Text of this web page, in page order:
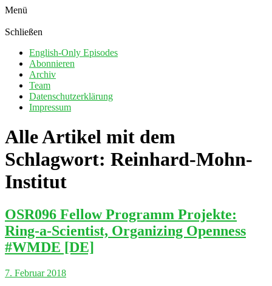
Menü
Schließen
English-Only Episodes
Abonnieren
Archiv
Team
Datenschutzerklärung
Impressum
Alle Artikel mit dem
Schlagwort: Reinhard-Mohn-
Institut
OSR096 Fellow Programm Projekte:
Ring-a-Scientist, Organizing Openness
#WMDE [DE]
7. Februar 2018